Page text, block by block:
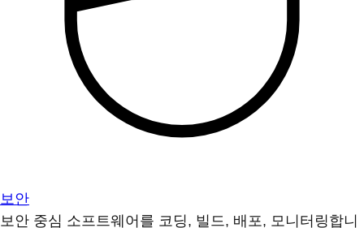
보안
보안 중심 소프트웨어를 코딩, 빌드, 배포, 모니터링합니